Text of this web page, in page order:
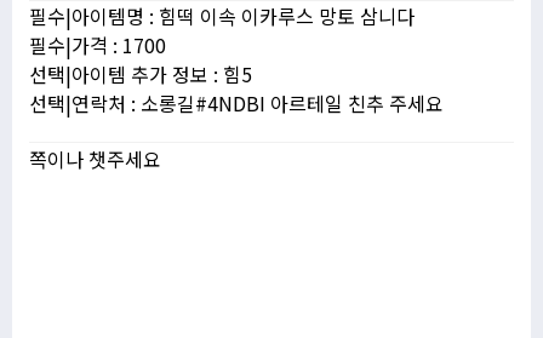
필수|아이템명 : 힘떡 이속 이카루스 망토 삼니다
필수|가격 : 1700
선택|아이템 추가 정보 : 힘5
선택|연락처 : 소롱길#4NDBI 아르테일 친추 주세요
쪽이나 챗주세요